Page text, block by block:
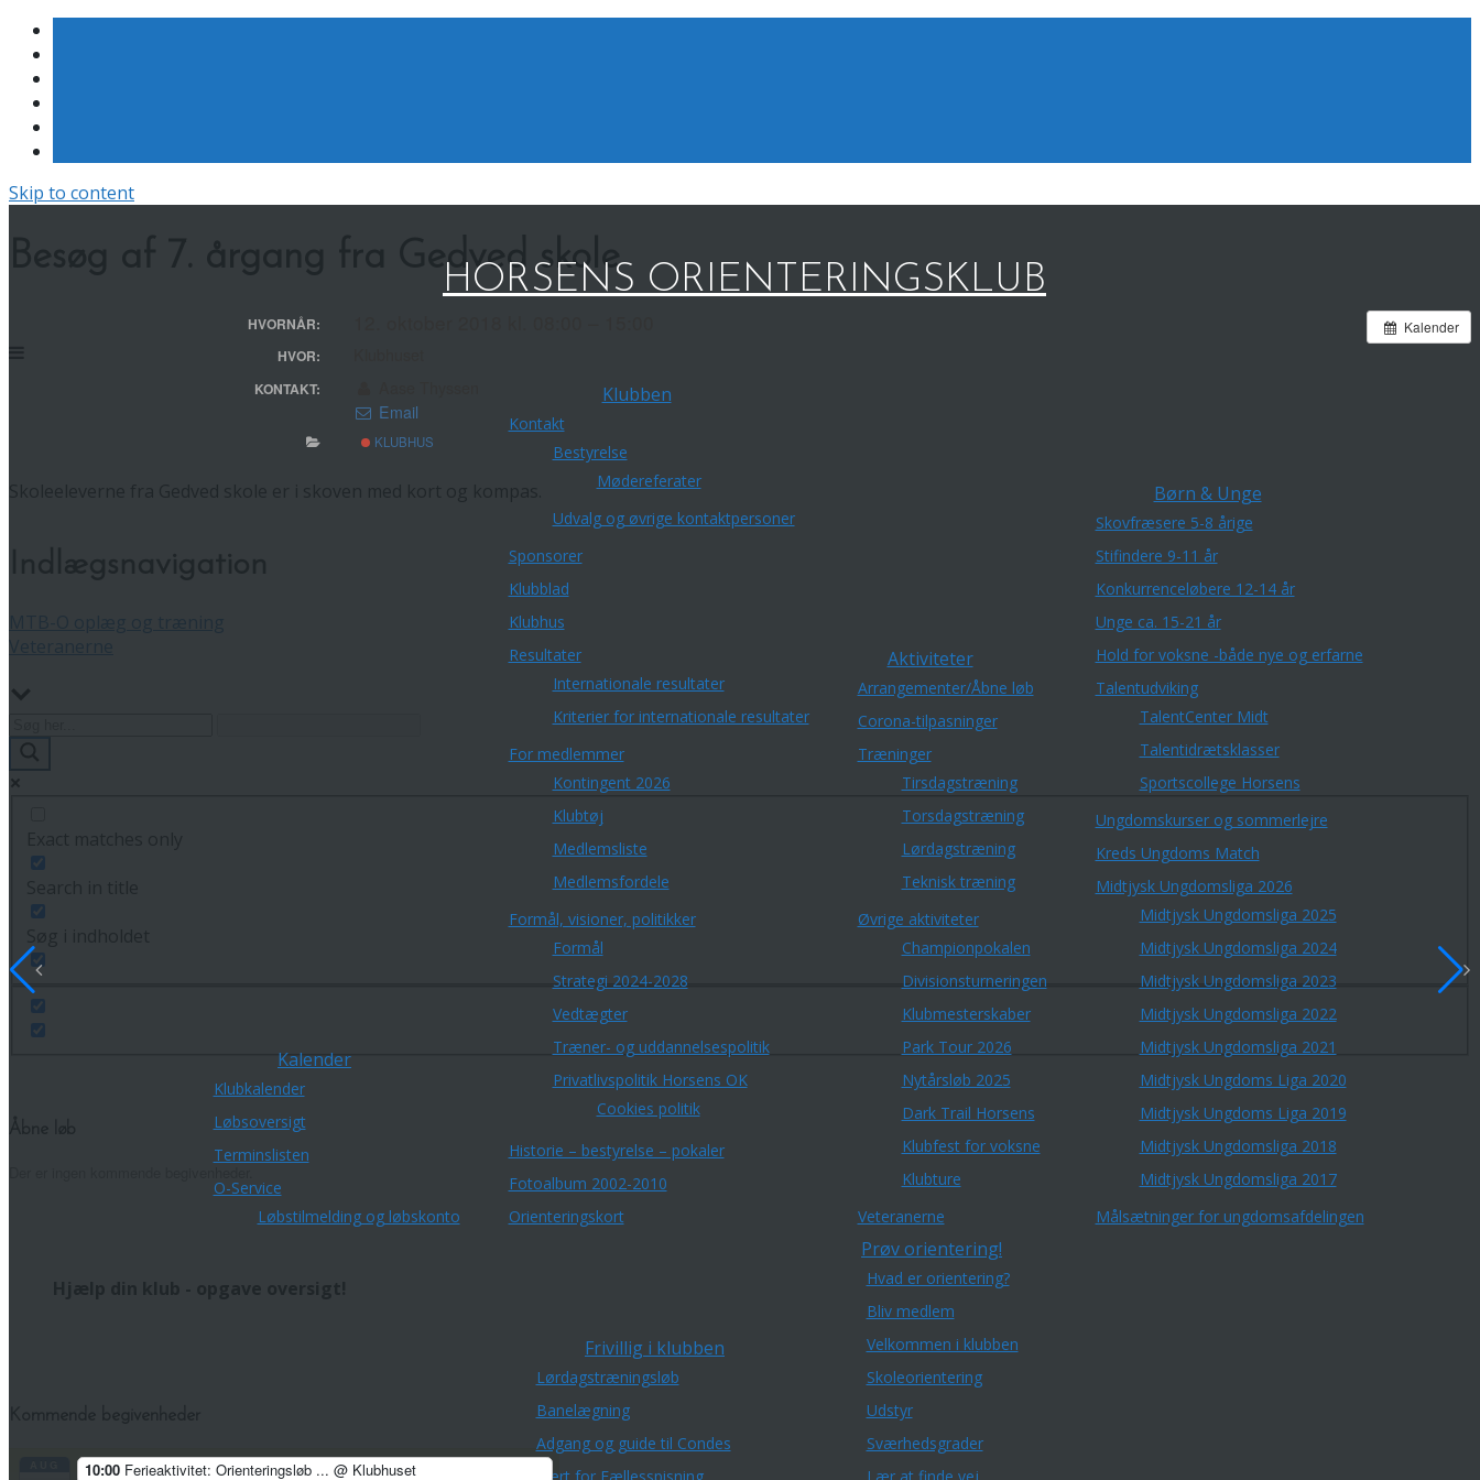
Skip to content
HORSENS ORIENTERINGSKLUB
Kalender
Klubkalender
Løbsoversigt
Terminslisten
O-Service
Løbstilmelding og løbskonto
Klubben
Kontakt
Bestyrelse
Mødereferater
Udvalg og øvrige kontaktpersoner
Sponsorer
Klubblad
Klubhus
Resultater
Internationale resultater
Kriterier for internationale resultater
For medlemmer
Kontingent 2026
Klubtøj
Medlemsliste
Medlemsfordele
Formål, visioner, politikker
Formål
Strategi 2024-2028
Vedtægter
Træner- og uddannelsespolitik
Privatlivspolitik Horsens OK
Cookies politik
Historie – bestyrelse – pokaler
Fotoalbum 2002-2010
Orienteringskort
Aktiviteter
Arrangementer/Åbne løb
Corona-tilpasninger
Træninger
Tirsdagstræning
Torsdagstræning
Lørdagstræning
Teknisk træning
Øvrige aktiviteter
Championpokalen
Divisionsturneringen
Klubmesterskaber
Park Tour 2026
Nytårsløb 2025
Dark Trail Horsens
Klubfest for voksne
Klubture
Veteranerne
Børn & Unge
Skovfræsere 5-8 årige
Stifindere 9-11 år
Konkurrenceløbere 12-14 år
Unge ca. 15-21 år
Hold for voksne -både nye og erfarne
Talentudviking
TalentCenter Midt
Talentidrætsklasser
Sportscollege Horsens
Ungdomskurser og sommerlejre
Kreds Ungdoms Match
Midtjysk Ungdomsliga 2026
Midtjysk Ungdomsliga 2025
Midtjysk Ungdomsliga 2024
Midtjysk Ungdomsliga 2023
Midtjysk Ungdomsliga 2022
Midtjysk Ungdomsliga 2021
Midtjysk Ungdoms Liga 2020
Midtjysk Ungdoms Liga 2019
Midtjysk Ungdomsliga 2018
Midtjysk Ungdomsliga 2017
Målsætninger for ungdomsafdelingen
Frivillig i klubben
Lørdagstræningsløb
Banelægning
Adgang og guide til Condes
Prøv orientering!
Hvad er orientering?
Bliv medlem
Velkommen i klubben
Skoleorientering
Udstyr
Sværhedsgrader
Besøg af 7. årgang fra Gedved skole
Kalender
HVORNÅR:
HVOR:
KONTAKT:
Email
KLUBHUS
10:00 Ferieaktivitet: Orienteringsløb ... @ Klubhuset